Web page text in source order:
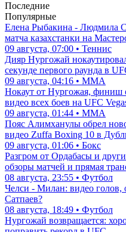
Последние
Популярные
Елена Рыбакина - Людмила
матча казахстанки на
09 августа, 07:00 • Теннис
Дияр Нургожай
секунде первого раунда в
09 августа, 04:16 • ММА
Нокаут от Нургожая, финиш
видео всех боев на UFC
09 августа, 01:44 • ММА
Пояс Алимханулы обрел
видео Zuffa Boxing 10 в
09 августа, 01:06 • Бокс
Разгром от Ордабасы и
обзоры матчей и прямая
08 августа, 23:55 • Футбол
Челси - Милан: видео голов,
Сатпаев?
08 августа, 18:49 • Футбол
Нургожай возвращается: